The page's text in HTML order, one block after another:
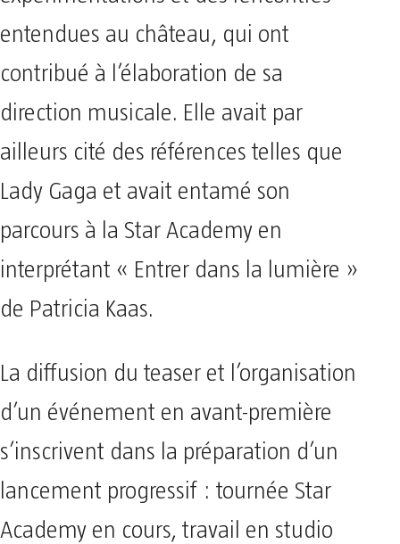
entendues au château, qui ont
contribué à l’élaboration de sa
direction musicale. Elle avait par
ailleurs cité des références telles que
Lady Gaga et avait entamé son
parcours à la Star Academy en
interprétant « Entrer dans la lumière »
de Patricia Kaas.
La diffusion du teaser et l’organisation
d’un événement en avant-première
s’inscrivent dans la préparation d’un
lancement progressif : tournée Star
Academy en cours, travail en studio